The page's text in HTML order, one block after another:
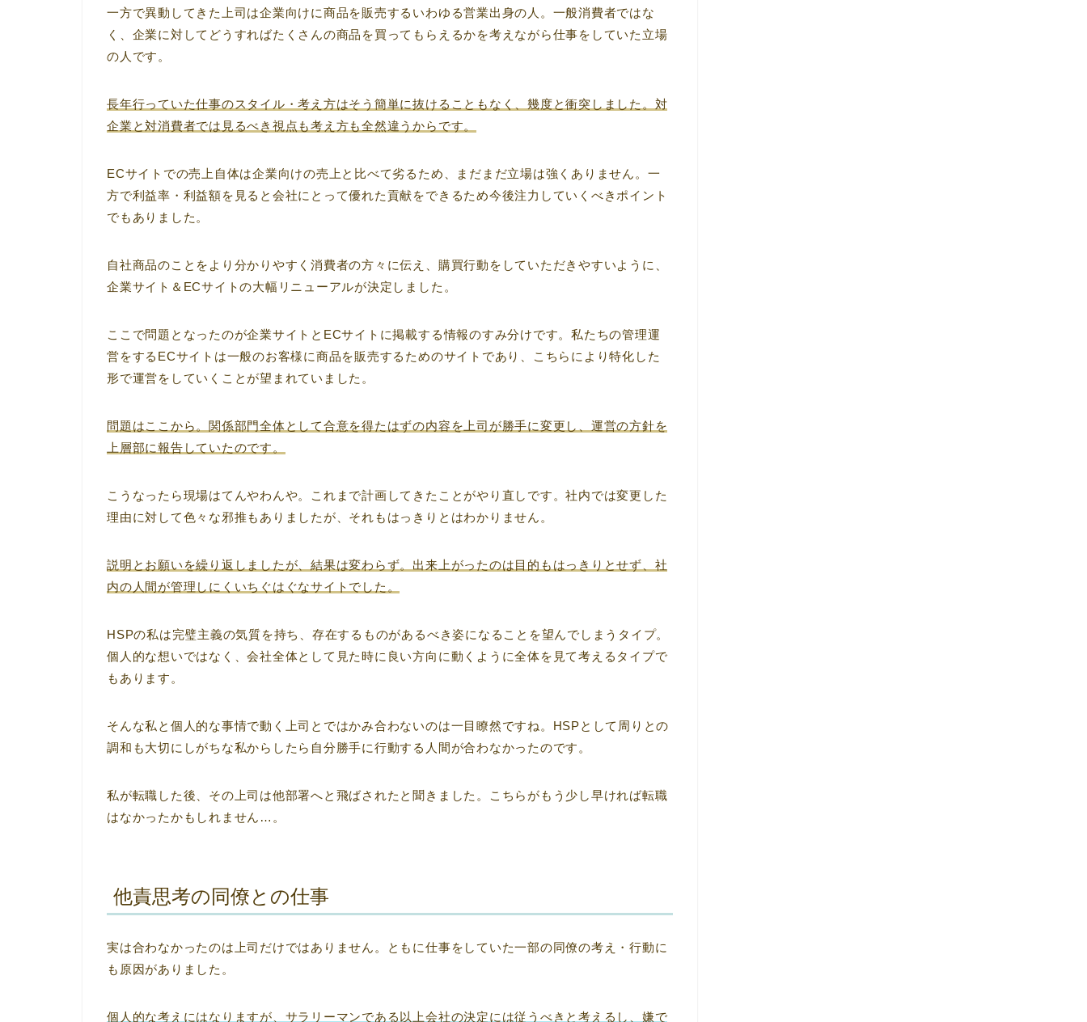
一方で異動してきた上司は企業向けに商品を販売するいわゆる営業出身の人。一般消費者ではな
く、企業に対してどうすればたくさんの商品を買ってもらえるかを考えながら仕事をしていた立場
の人です。
長年行っていた仕事のスタイル・考え方はそう簡単に抜けることもなく、幾度と衝突しました。対
企業と対消費者では見るべき視点も考え方も全然違うからです。
ECサイトでの売上自体は企業向けの売上と比べて劣るため、まだまだ立場は強くありません。一
方で利益率・利益額を見ると会社にとって優れた貢献をできるため今後注力していくべきポイント
でもありました。
自社商品のことをより分かりやすく消費者の方々に伝え、購買行動をしていただきやすいように、
企業サイト＆ECサイトの大幅リニューアルが決定しました。
ここで問題となったのが企業サイトとECサイトに掲載する情報のすみ分けです。私たちの管理運
営をするECサイトは一般のお客様に商品を販売するためのサイトであり、こちらにより特化した
形で運営をしていくことが望まれていました。
問題はここから。関係部門全体として合意を得たはずの内容を上司が勝手に変更し、運営の方針を
上層部に報告していたのです。
こうなったら現場はてんやわんや。これまで計画してきたことがやり直しです。社内では変更した
理由に対して色々な邪推もありましたが、それもはっきりとはわかりません。
説明とお願いを繰り返しましたが、結果は変わらず。出来上がったのは目的もはっきりとせず、社
内の人間が管理しにくいちぐはぐなサイトでした。
HSPの私は完璧主義の気質を持ち、存在するものがあるべき姿になることを望んでしまうタイプ。
個人的な想いではなく、会社全体として見た時に良い方向に動くように全体を見て考えるタイプで
もあります。
そんな私と個人的な事情で動く上司とではかみ合わないのは一目瞭然ですね。HSPとして周りとの
調和も大切にしがちな私からしたら自分勝手に行動する人間が合わなかったのです。
私が転職した後、その上司は他部署へと飛ばされたと聞きました。こちらがもう少し早ければ転職
はなかったかもしれません…。
他責思考の同僚との仕事
実は合わなかったのは上司だけではありません。ともに仕事をしていた一部の同僚の考え・行動に
も原因がありました。
個人的な考えにはなりますが、サラリーマンである以上会社の決定には従うべきと考えるし、嫌で